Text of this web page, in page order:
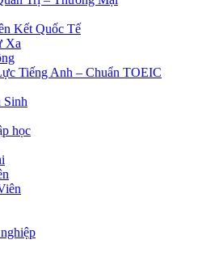
Kết Quốc Tế
Xa
Tiếng Anh – Chuẩn TOEIC
Sinh
học